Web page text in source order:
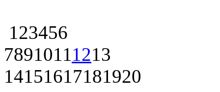
123456
78910111213
14151617181920